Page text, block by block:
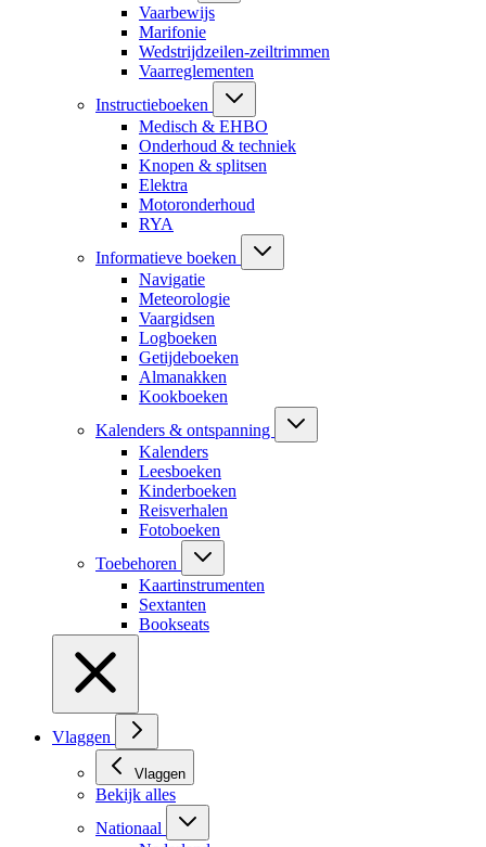
Vaarbewijs
Marifonie
Wedstrijdzeilen-zeiltrimmen
Vaarreglementen
Instructieboeken
Medisch & EHBO
Onderhoud & techniek
Knopen & splitsen
Elektra
Motoronderhoud
RYA
Informatieve boeken
Navigatie
Meteorologie
Vaargidsen
Logboeken
Getijdeboeken
Almanakken
Kookboeken
Kalenders & ontspanning
Kalenders
Leesboeken
Kinderboeken
Reisverhalen
Fotoboeken
Toebehoren
Kaartinstrumenten
Sextanten
Bookseats
Vlaggen
Vlaggen
Bekijk alles
Nationaal